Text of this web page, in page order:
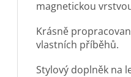
magnetickou
Krásně
vlastních příběhů.
Stylový doplněk na